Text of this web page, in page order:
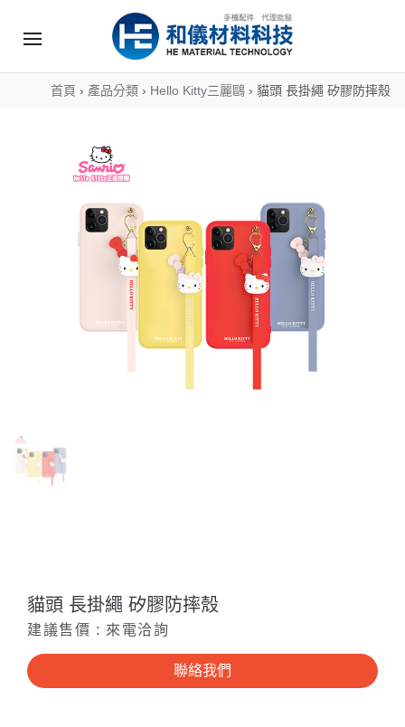
首頁 › 產品分類 › Hello Kitty三麗鷗 › 貓頭 長掛繩 矽膠防摔殼
貓頭 長掛繩 矽膠防摔殼
建議售價 : 來電洽詢
聯絡我們